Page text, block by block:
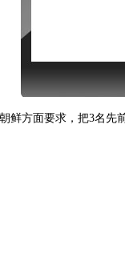
方面要求，把3名先